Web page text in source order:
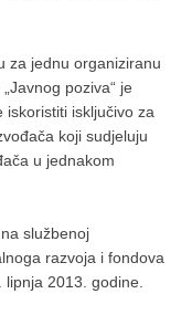
za jednu organiziranu
poziva“ je
isključivo za
koji sudjeluju
u jednakom
službenoj
razvoja i fondova
lipnja 2013. godine.